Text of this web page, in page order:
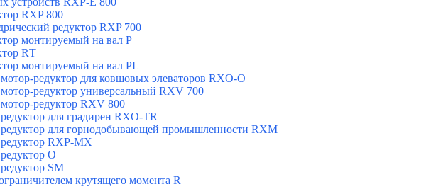
RXP 800
редуктор RXP 700
монтируемый на вал Р
RТ
монтируемый на вал РL
редуктор для ковшовых элеваторов RXO-O
редуктор универсальный RXV 700
редуктор RXV 800
для градирен RXO-TR
для горнодобывающей промышленности RXМ
RXP-MX
О
SM
крутящего момента R